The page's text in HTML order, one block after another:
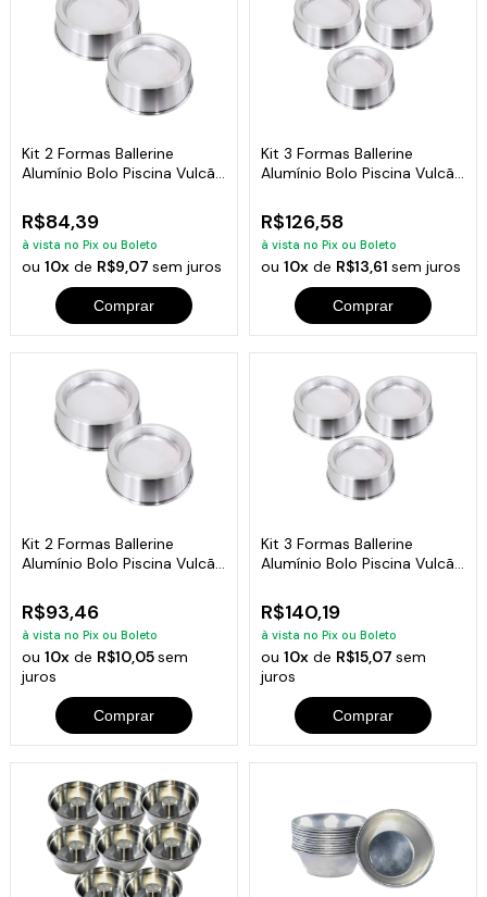
Kit 2 Formas Ballerine
Alumínio Bolo Piscina Vulcão
R$84,39
à vista no Pix ou Boleto
ou10x de R$9,07sem juros
Comprar
Kit 3 Formas Ballerine
Alumínio Bolo Piscina Vulcão
R$126,58
à vista no Pix ou Boleto
ou 10xde R$13,61 sem juros
Comprar
Kit 2 Formas Ballerine
Alumínio Bolo Piscina Vulcão
R$93,46
à vista no Pix ou Boleto
ou10x de R$10,05sem
juros
Comprar
Kit 3 Formas Ballerine
Alumínio Bolo Piscina Vulcão
R$140,19
à vista no Pix ou Boleto
ou 10xde R$15,07 sem
juros
Comprar